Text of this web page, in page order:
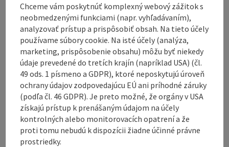
Creative solutions for your packaging
Your advantage:
Short delivery times
Inexpensive small and medium runs Cardboard is
made from organic raw materials.
Like all living things, handling cardboard
requires the utmost care, flexibility and many
years of experience. Gruber has this experience
as ...
Display complete description
Chceme vám poskytnúť komplexný webový zážitok s
neobmedzenými funkciami (napr. vyhľadávaním),
analyzovať prístup a prispôsobiť obsah. Na tieto účely
používame súbory cookie. Na isté účely (analýza,
marketing, prispôsobenie obsahu) môžu byť niekedy
údaje prevedené do tretích krajín (napríklad USA) (čl.
49 ods. 1 písmeno a GDPR), ktoré neposkytujú úroveň
ochrany údajov zodpovedajúcu EÚ ani príhodné záruky
(podľa čl. 46 GDPR). Je preto možné, že orgány v USA
získajú prístup k prenášaným údajom na účely
kontrolných alebo monitorovacích opatrení a že
proti tomu nebudú k dispozícii žiadne účinné právne
prostriedky.